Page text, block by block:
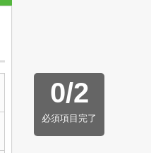
0/2
必須項目完了